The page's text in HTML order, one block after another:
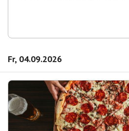
Fr, 04.09.2026